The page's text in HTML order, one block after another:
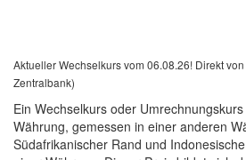
Aktueller Wechselkurs vom 06.08.26! Direkt
Zentralbank)
Ein Wechselkurs oder
Währung, gemessen in einer anderen
Südafrikanischer Rand und